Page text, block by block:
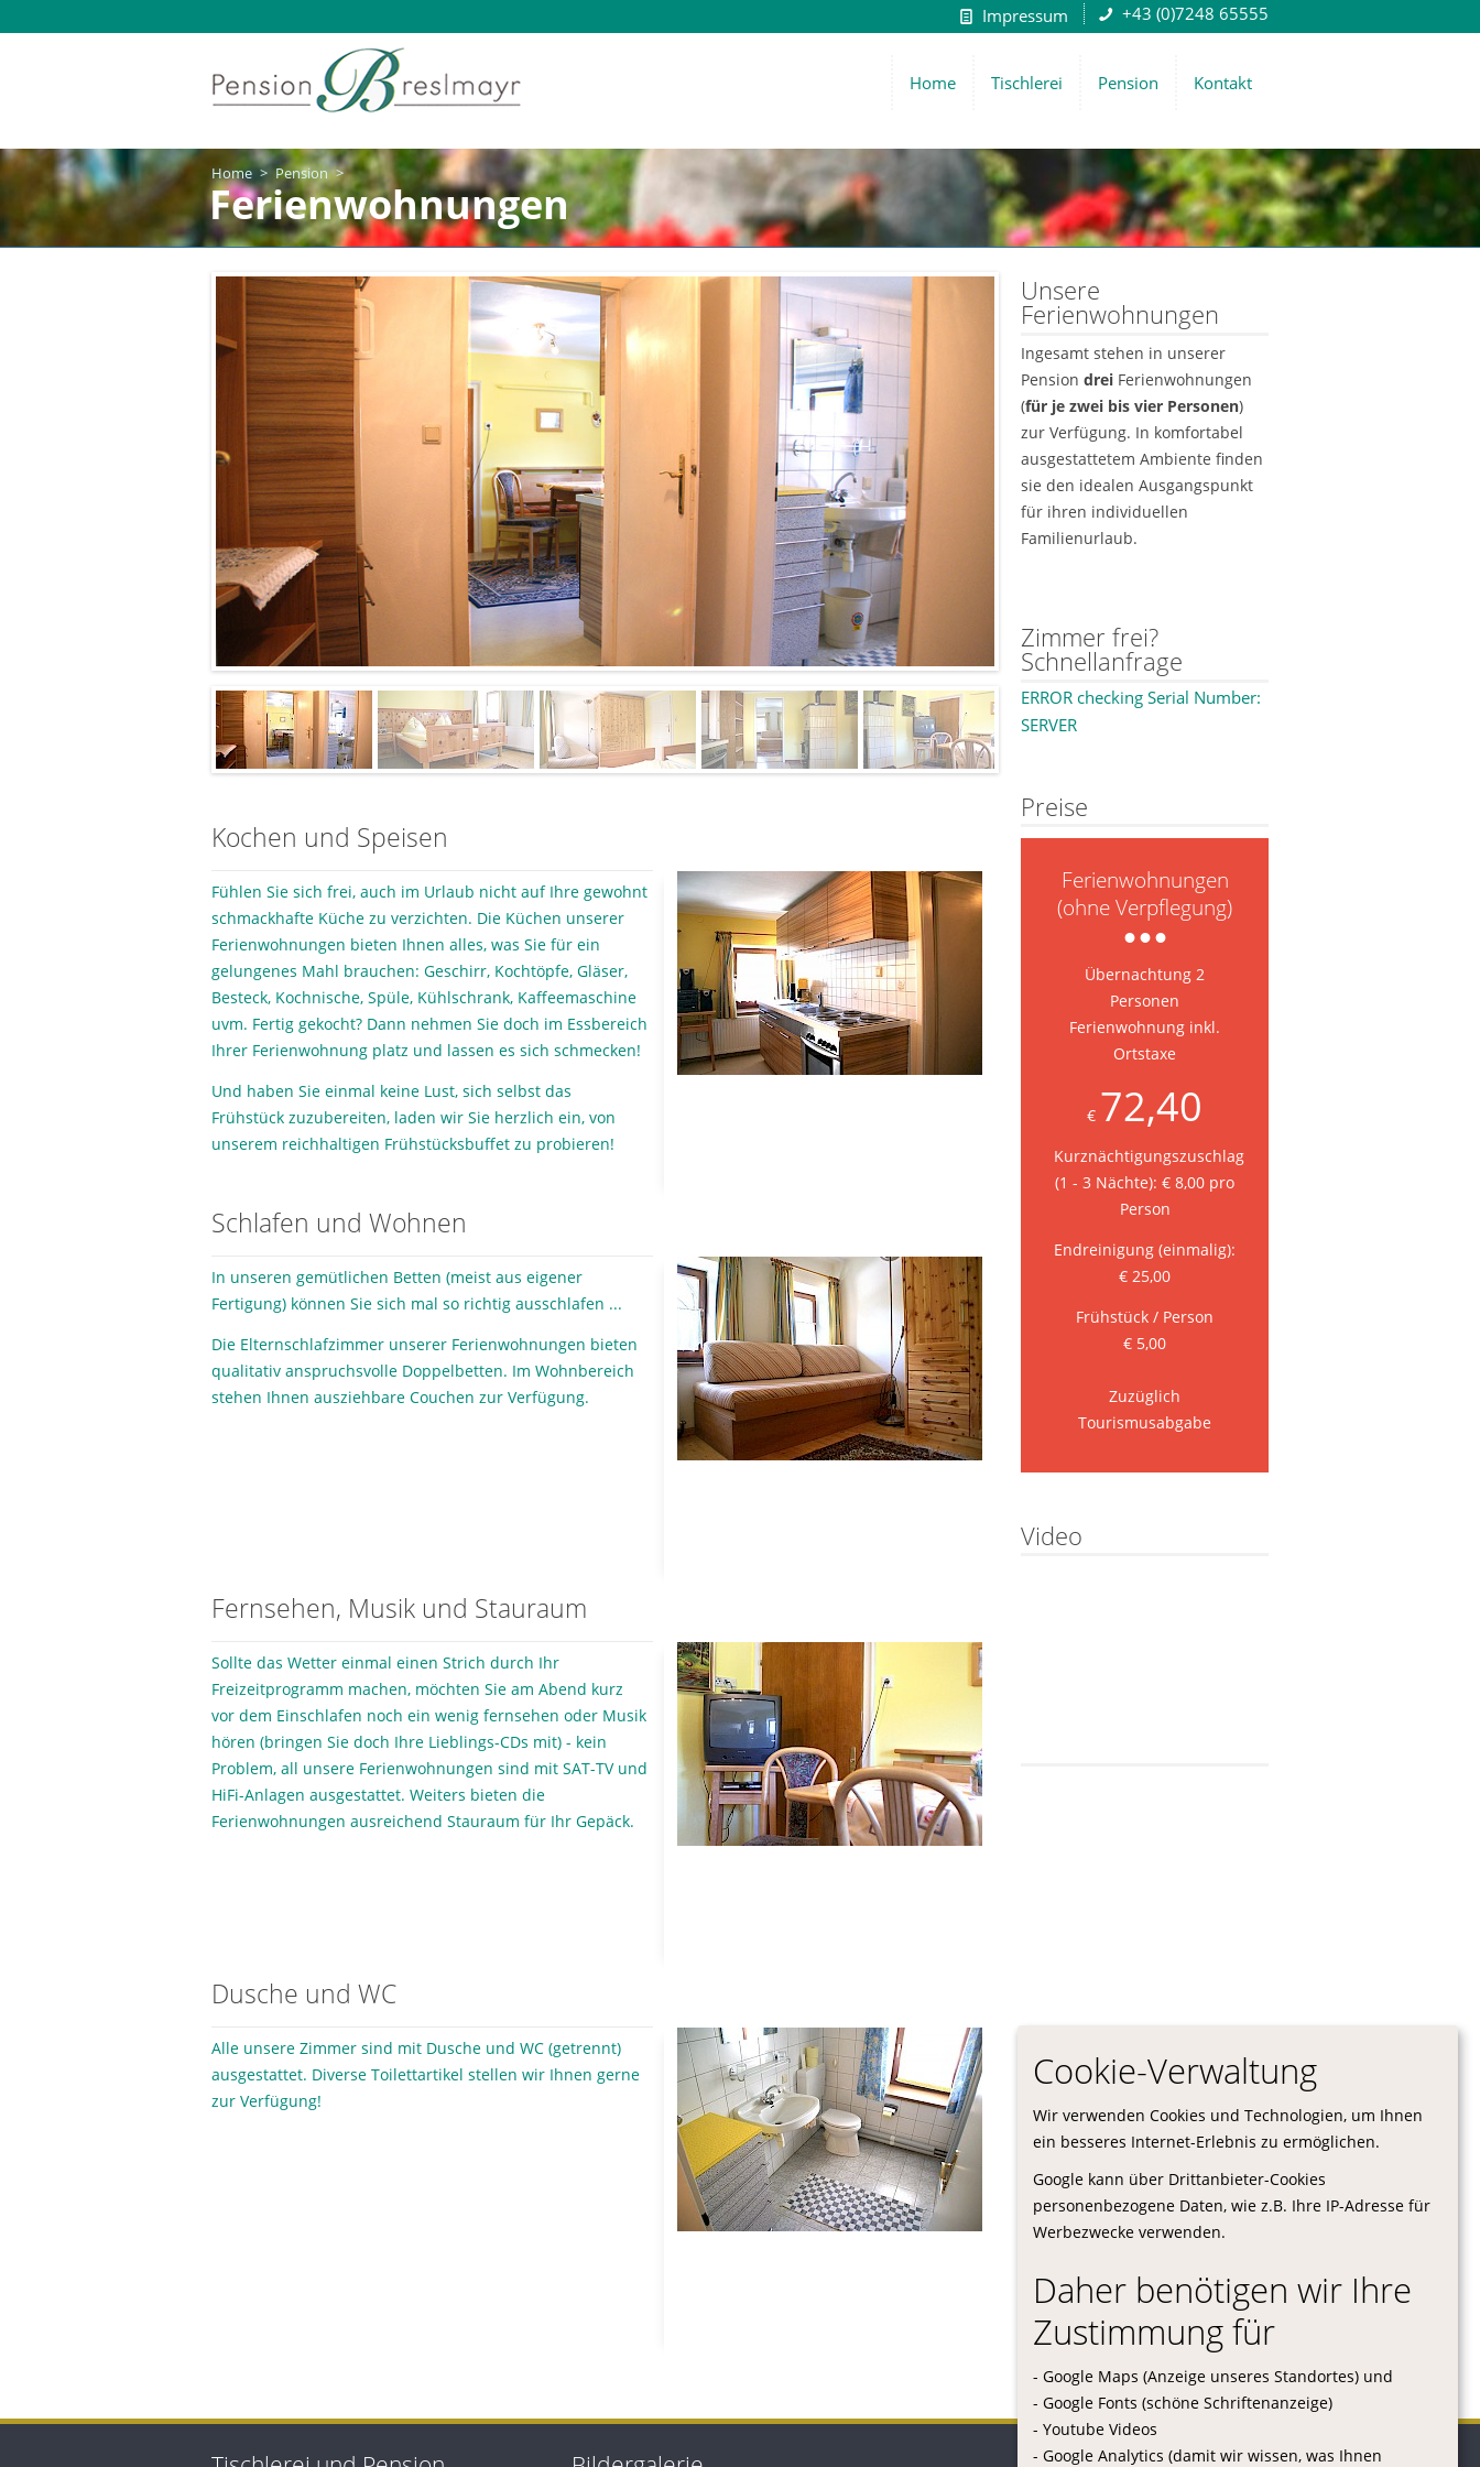
+43 (0)7248 65555
Impressum
Home Tischlerei Pension Kontakt
Home > Pension >
Ferienwohnungen
Kochen und Speisen
Fühlen Sie sich frei, auch im Urlaub nicht auf Ihre gewohnt
schmackhafte Küche zu verzichten. Die Küchen unserer
Ferienwohnungen bieten Ihnen alles, was Sie für ein
gelungenes Mahl brauchen: Geschirr, Kochtöpfe, Gläser,
Besteck, Kochnische, Spüle, Kühlschrank, Kaffeemaschine
uvm. Fertig gekocht? Dann nehmen Sie doch im Essbereich
Ihrer Ferienwohnung platz und lassen es sich schmecken!
Und haben Sie einmal keine Lust, sich selbst das
Frühstück zuzubereiten, laden wir Sie herzlich ein, von
unserem reichhaltigen Frühstücksbuffet zu probieren!
Schlafen und Wohnen
In unseren gemütlichen Betten (meist aus eigener
Fertigung) können Sie sich mal so richtig ausschlafen ...
Die Elternschlafzimmer unserer Ferienwohnungen bieten
qualitativ anspruchsvolle Doppelbetten. Im Wohnbereich
stehen Ihnen ausziehbare Couchen zur Verfügung.
Fernsehen, Musik und Stauraum
Sollte das Wetter einmal einen Strich durch Ihr
Freizeitprogramm machen, möchten Sie am Abend kurz
vor dem Einschlafen noch ein wenig fernsehen oder Musik
hören (bringen Sie doch Ihre Lieblings-CDs mit) - kein
Problem, all unsere Ferienwohnungen sind mit SAT-TV und
HiFi-Anlagen ausgestattet. Weiters bieten die
Ferienwohnungen ausreichend Stauraum für Ihr Gepäck.
Dusche und WC
Alle unsere Zimmer sind mit Dusche und WC (getrennt)
ausgestattet. Diverse Toilettartikel stellen wir Ihnen gerne
zur Verfügung!
Unsere
Ferienwohnungen
Ingesamt stehen in unserer
Pension drei Ferienwohnungen
(für je zwei bis vier Personen)
zur Verfügung. In komfortabel
ausgestattetem Ambiente finden
sie den idealen Ausgangspunkt
für ihren individuellen
Familienurlaub.
Zimmer frei?
Schnellanfrage
ERROR checking Serial Number:
SERVER
Preise
Ferienwohnungen
(ohne Verpflegung)
Übernachtung 2
Personen
Ferienwohnung inkl.
Ortstaxe
€ 72,40
Kurznächtigungszuschlag
(1 - 3 Nächte): € 8,00 pro
Person
Endreinigung (einmalig):
€ 25,00
Frühstück / Person
€ 5,00
Zuzüglich
Tourismusabgabe
Video
Cookie-Verwaltung
Wir verwenden Cookies und Technologien, um Ihnen
ein besseres Internet-Erlebnis zu ermöglichen.
Google kann über Drittanbieter-Cookies
personenbezogene Daten, wie z.B. Ihre IP-Adresse für
Werbezwecke verwenden.
Daher benötigen wir Ihre
Zustimmung für
- Google Maps (Anzeige unseres Standortes) und
- Google Fonts (schöne Schriftenanzeige)
- Youtube Videos
- Google Analytics (damit wir wissen, was Ihnen